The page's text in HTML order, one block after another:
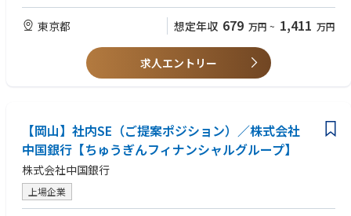
・AI-RAN開発向けCI/CD基盤の企画・設計・開発
・AIによる自動試験、自動ログ解析、自動コード修正および再テスト自動
・生成AI、AIエージェント、RAGなどの最新技術を活用した機能開発・機
・CI／CD基盤の設計・構築・運用
・AIを活用した試験自動化、ログ解析、コード解析・修正支援機能の開発
・生成AI、AIエージェント、RAGなどを活用した開発支援機能の設計・実
装
・品質向上・開発効率向上に向けた機能改善および技術検討
・外販・特許化を見据えた技術検証および社内ノウハウの整備・展開
■応募資格(歓迎)
・CI／CD基盤、DevOps
・ソフトウエア品質保証
・生成AI、LLM、AIエージェント、RAGなどを活用した開発経験
・Docker、Kubernetesなどのコンテナ技術に関する知識・開発経験
東京都 想定年収 679 万円 ~ 1,411 万円
求人エントリー
【岡山】社内SE（ご提案ポジション）／株式会社
中国銀行【ちゅうぎんフィナンシャルグループ】
株式会社中国銀行
上場企業